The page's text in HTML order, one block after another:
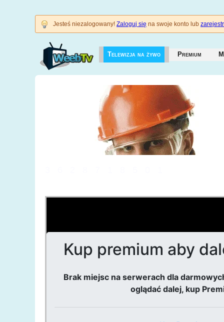
Jesteś niezalogowany! Zaloguj się na swoje konto lub
Telewizja na żywo Premium